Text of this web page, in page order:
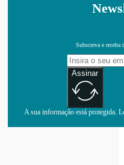
Subscreva e receba
Assinar
A sua informação está protegida.